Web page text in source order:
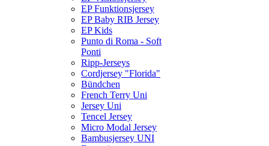
EP Funktionsjersey
EP Baby RIB Jersey
EP Kids
Punto di Roma - Soft
Ponti
Ripp-Jerseys
Cordjersey "Florida"
Bündchen
French Terry Uni
Jersey Uni
Tencel Jersey
Micro Modal Jersey
Bambusjersey UNI